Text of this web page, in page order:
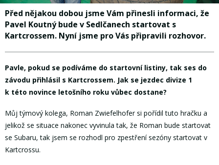
Před nějakou dobou jsme Vám přinesli informaci, že
Pavel Koutný bude v Sedlčanech startovat s
Kartcrossem. Nyní jsme pro Vás připravili rozhovor.
Pavle, pokud se podíváme do startovní listiny, tak ses do
závodu přihlásil s Kartcrossem. Jak se jezdec divize 1
k této novince letošního roku vůbec dostane?
Můj týmový kolega, Roman Zwiefelhofer si pořídil tuto hračku a
jelikož se situace nakonec vyvinula tak, že Roman bude startovat
se Subaru, tak jsem se rozhodl pro zpestření sezóny startovat v
Kartcrossu.